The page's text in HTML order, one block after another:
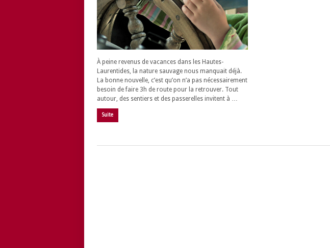
À peine revenus de vacances dans les Hautes-
Laurentides, la nature sauvage nous manquait déjà.
La bonne nouvelle, c’est qu’on n’a pas nécessairement
besoin de faire 3h de route pour la retrouver. Tout
autour, des sentiers et des passerelles invitent à …
Suite